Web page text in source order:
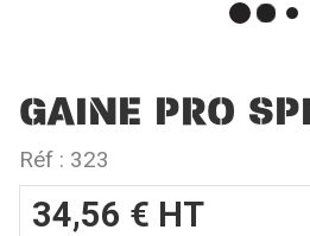
GAINE PRO
Réf : 323
34,56 € HT